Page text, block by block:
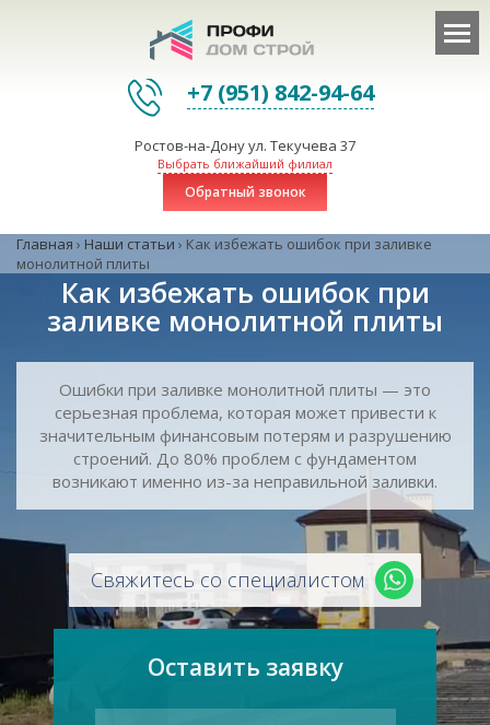
+7 (951) 842-94-64
Ростов-на-Дону ул. Текучева 37
Выбрать ближайший филиал
Обратный звонок
Главная › Наши статьи › Как избежать ошибок при заливке
монолитной плиты
Как избежать ошибок при
заливке монолитной плиты
Ошибки при заливке монолитной плиты — это
серьезная проблема, которая может привести к
значительным финансовым потерям и разрушению
строений. До 80% проблем с фундаментом
возникают именно из-за неправильной заливки.
Свяжитесь со специалистом
Оставить заявку